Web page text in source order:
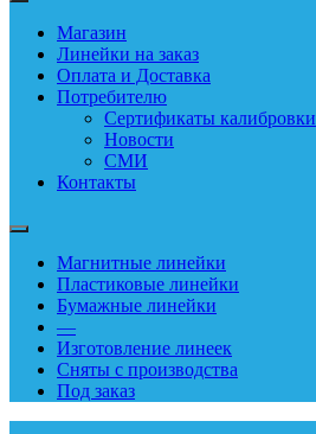
Магазин
Линейки на заказ
Оплата и Доставка
Потребителю
Сертификаты калибровки
Новости
СМИ
Контакты
Магнитные линейки
Пластиковые линейки
Бумажные линейки
—
Изготовление линеек
Сняты с производства
Под заказ